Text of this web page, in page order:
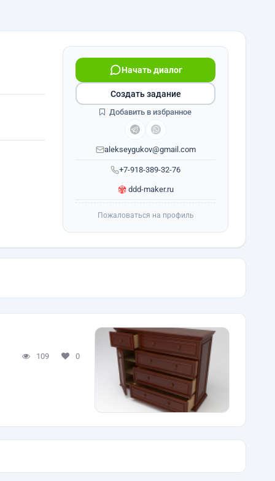
+7-918-389-32-76
Начать диалог
alekseygukov@gmail.com
ddd-maker.ru
Создать задание
Добавить в избранное
Пожаловаться на профиль
109 0